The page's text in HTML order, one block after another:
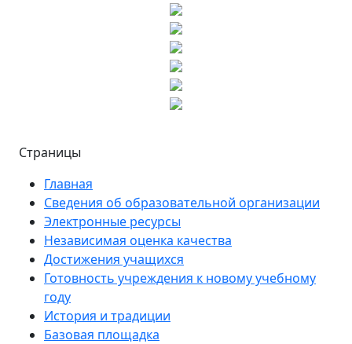
Страницы
Главная
Сведения об образовательной организации
Электронные ресурсы
Независимая оценка качества
Достижения учащихся
Готовность учреждения к новому учебному
году
История и традиции
Базовая площадка